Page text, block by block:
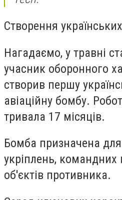
Створення
Нагадаємо, у травні
учасник оборонного
створив першу
авіаційну бомбу.
тривала 17 місяців.
Бомба призначена
укріплень, командних
об'єктів противника.